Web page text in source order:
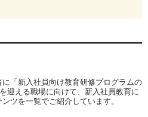
に「新入社員向け教育研修プログラムの
迎える職場に向けて、新入社員教育に
ツを一覧でご紹介しています。